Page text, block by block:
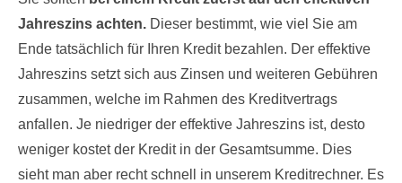
Jahreszins achten. Dieser bestimmt, wie viel Sie am
Ende tatsächlich für Ihren Kredit bezahlen. Der effektive
Jahreszins setzt sich aus Zinsen und weiteren Gebühren
zusammen, welche im Rahmen des Kreditvertrags
anfallen. Je niedriger der effektive Jahreszins ist, desto
weniger kostet der Kredit in der Gesamtsumme. Dies
sieht man aber recht schnell in unserem Kreditrechner. Es